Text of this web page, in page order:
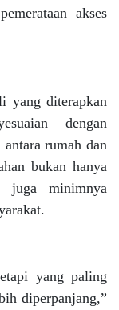
akses
yang diterapkan
dengan
rumah dan
bukan hanya
juga minimnya
yang paling
diperpanjang,”